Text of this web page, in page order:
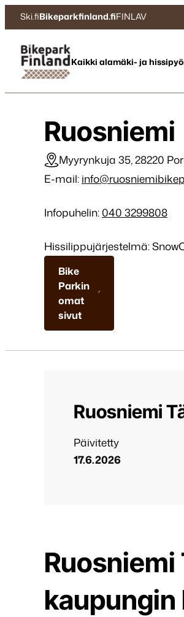
Siirry
sisältöön
Ski.fiBikeparkfinland.fiFINLAV
Bikepark Finland Kaikki alamäki- ja
Ruosniemi
Myyrynkuja 35, 28220
E-mail:
Infopuhelin: 040 3299808
Hissilippujärjestelmä:
Bike
Parkin
omat
sivut
Ruosniemi
Päivitetty
17.6.2026
Ruosniemi
kaupungin